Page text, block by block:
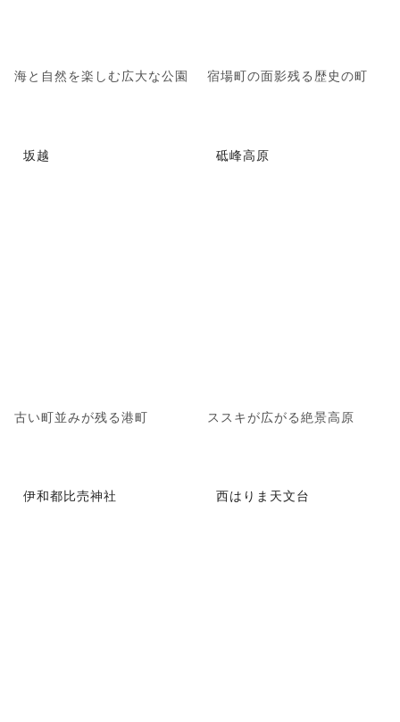
海と自然を楽しむ広大な公園 宿場町の面影残る歴史の町
坂越
古い町並みが残る港町
砥峰高原
ススキが広がる絶景高原
伊和都比売神社 西はりま天文台